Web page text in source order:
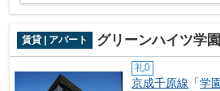
賃貸 | アパート グリーンハイツ学
礼0
京成千原線 「学